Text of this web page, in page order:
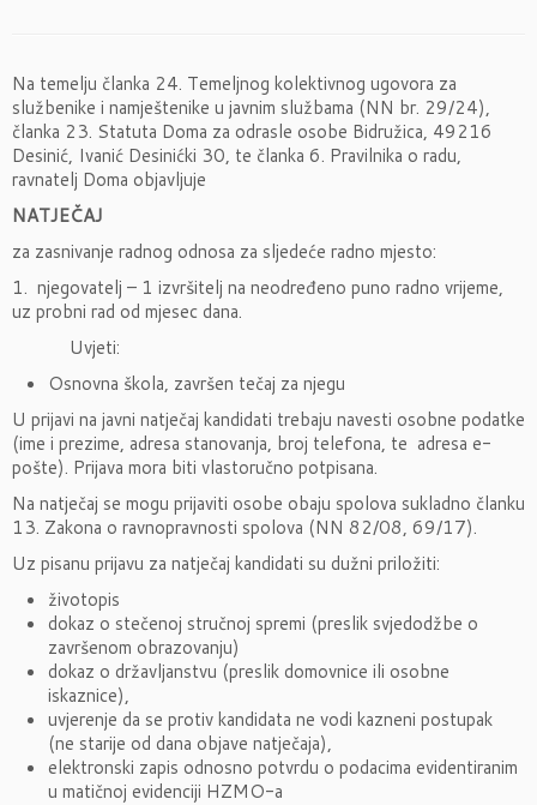
Na temelju članka 24. Temeljnog kolektivnog ugovora za
službenike i namještenike u javnim službama (NN br. 29/24),
članka 23. Statuta Doma za odrasle osobe Bidružica, 49216
Desinić, Ivanić Desinićki 30, te članka 6. Pravilnika o radu,
ravnatelj Doma objavljuje
NATJEČAJ
za zasnivanje radnog odnosa za sljedeće radno mjesto:
1. njegovatelj – 1 izvršitelj na neodređeno puno radno vrijeme,
uz probni rad od mjesec dana.
Uvjeti:
Osnovna škola, završen tečaj za njegu
U prijavi na javni natječaj kandidati trebaju navesti osobne podatke
(ime i prezime, adresa stanovanja, broj telefona, te adresa e-
pošte). Prijava mora biti vlastoručno potpisana.
Na natječaj se mogu prijaviti osobe obaju spolova sukladno članku
13. Zakona o ravnopravnosti spolova (NN 82/08, 69/17).
Uz pisanu prijavu za natječaj kandidati su dužni priložiti:
životopis
dokaz o stečenoj stručnoj spremi (preslik svjedodžbe o
završenom obrazovanju)
dokaz o državljanstvu (preslik domovnice ili osobne
iskaznice),
uvjerenje da se protiv kandidata ne vodi kazneni postupak
(ne starije od dana objave natječaja),
elektronski zapis odnosno potvrdu o podacima evidentiranim
u matičnoj evidenciji HZMO-a